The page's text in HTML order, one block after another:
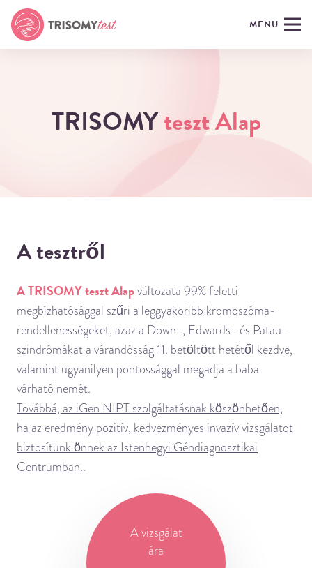
MENU
TRISOMYteszt Alap
A tesztről
A TRISOMY teszt Alapváltozata 99% feletti
megbízhatósággal szűri a leggyakoribb kromoszóma-
rendellenességeket, azaz a Down-, Edwards- és Patau-
szindrómákat a várandósság 11. betöltött hetétől kezdve,
valamint ugyanilyen pontossággal megadja a baba
várható nemét.
Továbbá, az iGen NIPT szolgáltatásnak köszönhetően,
ha az eredmény pozitív, kedvezményes invazív vizsgálatot
biztosítunk önnek az Istenhegyi Géndiagnosztikai
Centrumban..
A vizsgálat
ára